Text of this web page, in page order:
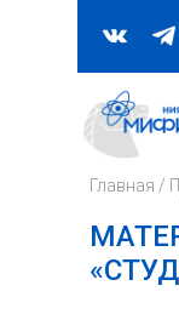
Поиск
Главная /